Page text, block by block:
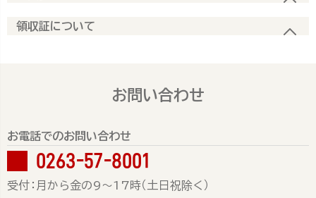
領収証について
お問い合わせ
お電話でのお問い合わせ
0263-57-8001
受付：月から金の9～17時（土日祝除く）